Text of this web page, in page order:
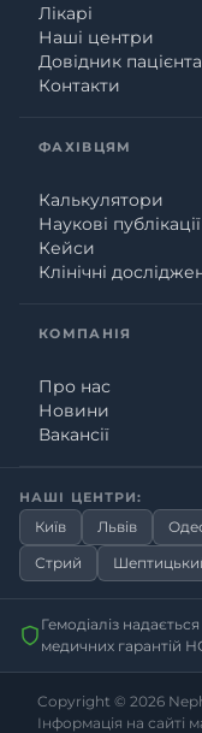
Лікарі
Наші центри
Довідник пацієнта
Контакти
ФАХІВЦЯМ
Калькулятори
Наукові публікації
Кейси
Клінічні
КОМПАНІЯ
Про нас
Новини
Вакансії
НАШІ ЦЕНТРИ:
Київ Львів
Стрий
Гемодіаліз надається
медичних гарантій
Copyright © 2026
Інформація на сайті